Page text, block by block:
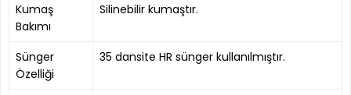
Kumaş
Bakımı
Silinebilir kumaştır.
Sünger
Özelliği
35 dansite HR sünger kullanılmıştır.